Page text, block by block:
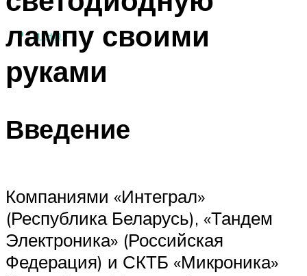
МЕНЮ
лампу своими
руками
Введение
Компаниями «Интеграл»
(Республика Беларусь), «Тандем
Электроника» (Российская
Федерация) и СКТБ «Микроника»